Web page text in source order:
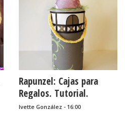
Rapunzel: Cajas para
Regalos. Tutorial.
Ivette González - 16:00